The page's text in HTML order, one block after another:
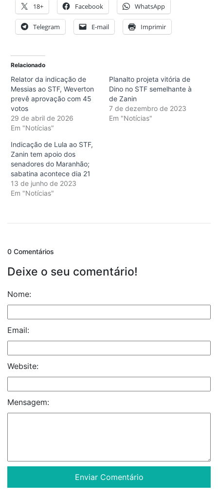
18+ Facebook WhatsApp
Telegram E-mail Imprimir
Relacionado
Relator da indicação de
Messias ao STF, Weverton
prevê aprovação com 45
votos
29 de abril de 2026
Em "Notícias"
Planalto projeta vitória de
Dino no STF semelhante à
de Zanin
7 de dezembro de 2023
Em "Notícias"
Indicação de Lula ao STF,
Zanin tem apoio dos
senadores do Maranhão;
sabatina acontece dia 21
13 de junho de 2023
Em "Notícias"
0 Comentários
Deixe o seu comentário!
Nome:
Email:
Website:
Mensagem: